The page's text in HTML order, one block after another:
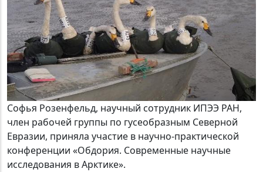
Софья Розенфельд, научный сотрудник ИПЭЭ РАН,
член рабочей группы по гусеобразным Северной
Евразии, приняла участие в научно-практической
конференции «Обдория. Современные научные
исследования в Арктике».